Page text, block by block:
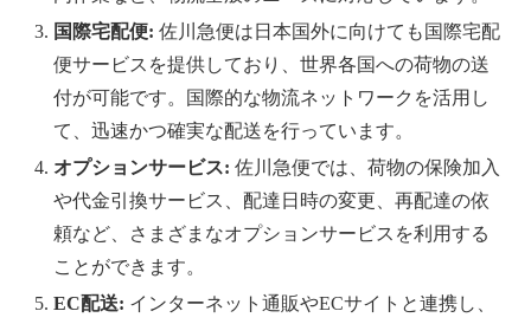
国際宅配便: 佐川急便は日本国外に向けても国際宅配
便サービスを提供しており、世界各国への荷物の送
付が可能です。国際的な物流ネットワークを活用し
て、迅速かつ確実な配送を行っています。
オプションサービス: 佐川急便では、荷物の保険加入
や代金引換サービス、配達日時の変更、再配達の依
頼など、さまざまなオプションサービスを利用する
ことができます。
EC配送: インターネット通販やECサイトと連携し、